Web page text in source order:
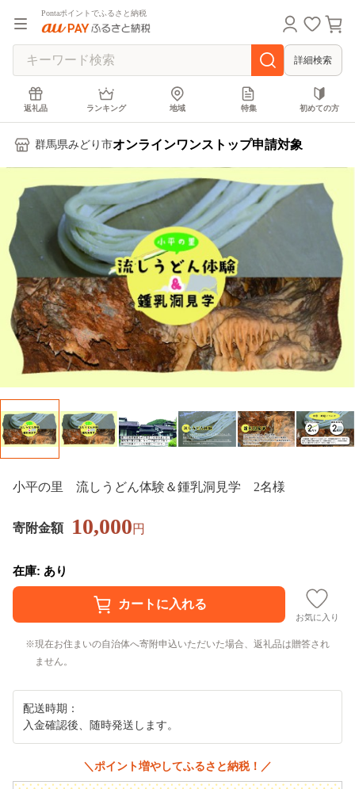
Pontaポイントでふるさと納税
詳細検索
返礼品 ランキング 地域 特集 初めての方
群馬県みどり市オンラインワンストップ申請対象
小平の里 流しうどん体験＆鍾乳洞見学 2名様
寄附金額 10,000円
在庫: あり
お気に入り
現在お住まいの自治体へ寄附申込いただいた場合、返礼品は贈答され
ません。
配送時期：
入金確認後、随時発送します。
＼ポイント増やしてふるさと納税！／